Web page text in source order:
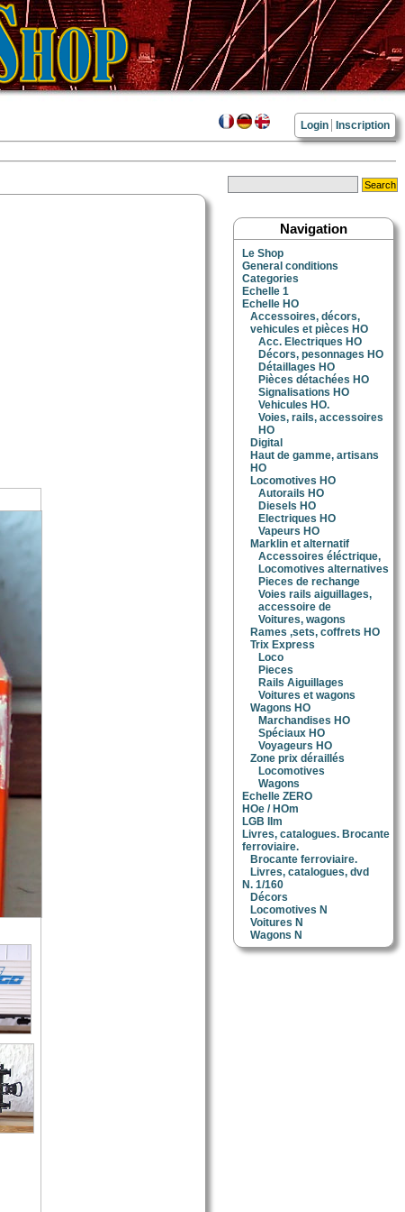
Login Inscription
Navigation
Le Shop
General conditions
Categories
Echelle 1
Echelle HO
Accessoires, décors,
vehicules et pièces HO
Acc. Electriques HO
Décors, pesonnages HO
Détaillages HO
Pièces détachées HO
Signalisations HO
Vehicules HO.
Voies, rails, accessoires
HO
Digital
Haut de gamme, artisans
HO
Locomotives HO
Autorails HO
Diesels HO
Electriques HO
Vapeurs HO
Marklin et alternatif
Accessoires éléctrique,
Locomotives alternatives
Pieces de rechange
Voies rails aiguillages,
accessoire de
Voitures, wagons
Rames ,sets, coffrets HO
Trix Express
Loco
Pieces
Rails Aiguillages
Voitures et wagons
Wagons HO
Marchandises HO
Spéciaux HO
Voyageurs HO
Zone prix déraillés
Locomotives
Wagons
Echelle ZERO
HOe / HOm
LGB IIm
Livres, catalogues. Brocante
ferroviaire.
Brocante ferroviaire.
Livres, catalogues, dvd
N. 1/160
Décors
Locomotives N
Voitures N
Wagons N